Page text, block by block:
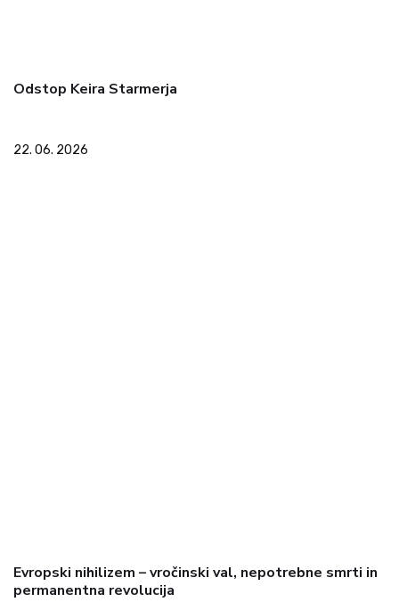
Odstop Keira Starmerja
22. 06. 2026
Evropski nihilizem – vročinski val, nepotrebne smrti in
permanentna revolucija